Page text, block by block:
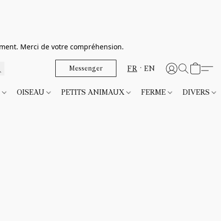
Merci de votre compréhension.
Messenger FR EN
OISEAU PETITS ANIMAUX FERME DIVERS